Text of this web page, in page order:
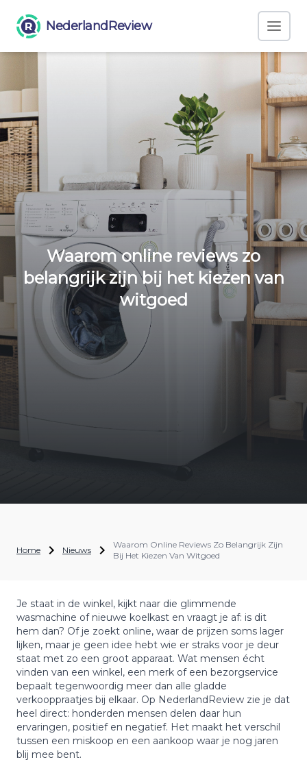
NederlandReview
Waarom online reviews zo
belangrijk zijn bij het kiezen van
witgoed
Home Nieuws
Waarom Online Reviews Zo Belangrijk Zijn
Bij Het Kiezen Van Witgoed
Je staat in de winkel, kijkt naar die glimmende
wasmachine of nieuwe koelkast en vraagt je af: is dit
hem dan? Of je zoekt online, waar de prijzen soms lager
lijken, maar je geen idee hebt wie er straks voor je deur
staat met zo een groot apparaat. Wat mensen écht
vinden van een winkel, een merk of een bezorgservice
bepaalt tegenwoordig meer dan alle gladde
verkooppraatjes bij elkaar. Op NederlandReview zie je dat
heel direct: honderden mensen delen daar hun
ervaringen, positief en negatief. Het maakt het verschil
tussen een miskoop en een aankoop waar je nog jaren
blij mee bent.